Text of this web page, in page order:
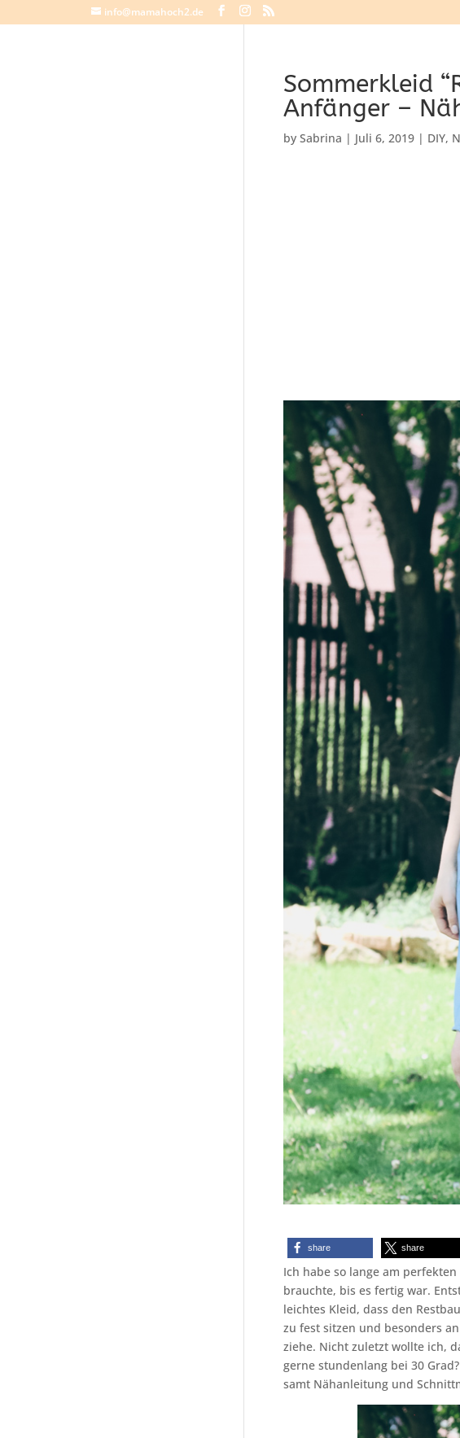
info@mamahoch2.de
Sommerkleid
Anfänger –
bySabrina | Juli 6, 2019 | DIY,
share share
Ich habe so lange am
brauchte, bis es fertig war.
leichtes Kleid, dass den
zu fest sitzen und besonders
ziehe. Nicht zuletzt wollte ich,
gerne stundenlang bei 30
samt Nähanleitung und